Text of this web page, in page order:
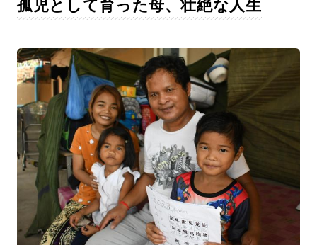
孤児として育った母、壮絶な人生